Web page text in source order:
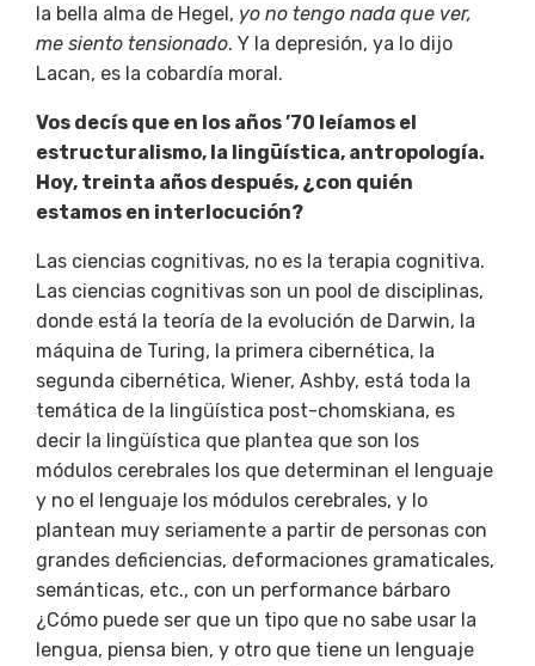
la bella alma de Hegel, yo no tengo nada que ver,
me siento tensionado. Y la depresión, ya lo dijo
Lacan, es la cobardía moral.
Vos decís que en los años ’70 leíamos el
estructuralismo, la lingüística, antropología.
Hoy, treinta años después, ¿con quién
estamos en interlocución?
Las ciencias cognitivas, no es la terapia cognitiva.
Las ciencias cognitivas son un pool de disciplinas,
donde está la teoría de la evolución de Darwin, la
máquina de Turing, la primera cibernética, la
segunda cibernética, Wiener, Ashby, está toda la
temática de la lingüística post-chomskiana, es
decir la lingüística que plantea que son los
módulos cerebrales los que determinan el lenguaje
y no el lenguaje los módulos cerebrales, y lo
plantean muy seriamente a partir de personas con
grandes deficiencias, deformaciones gramaticales,
semánticas, etc., con un performance bárbaro
¿Cómo puede ser que un tipo que no sabe usar la
lengua, piensa bien, y otro que tiene un lenguaje